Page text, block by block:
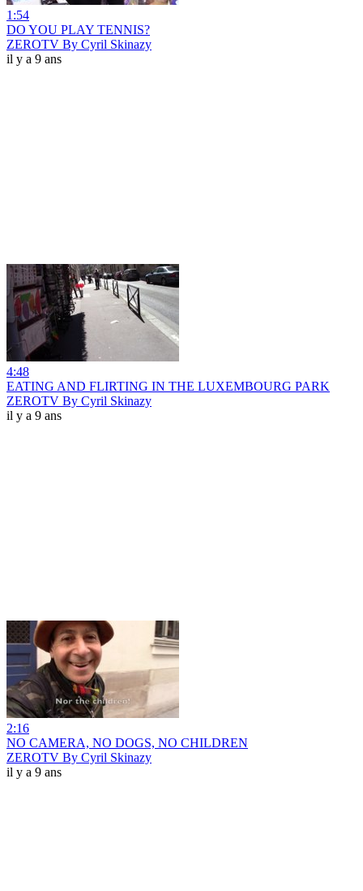
1:54
DO YOU PLAY TENNIS?
ZEROTV By Cyril Skinazy
il y a 9 ans
4:48
EATING AND FLIRTING IN THE LUXEMBOURG PARK
ZEROTV By Cyril Skinazy
il y a 9 ans
2:16
NO CAMERA, NO DOGS, NO CHILDREN
ZEROTV By Cyril Skinazy
il y a 9 ans